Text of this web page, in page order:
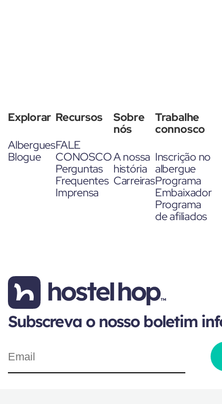
Explorar
Albergues
Blogue
Recursos
FALE
CONOSCO
Perguntas
Frequentes
Imprensa
Sobre
nós
A nossa
história
Carreiras
Trabalhe
connosco
Inscrição no
albergue
Programa
Embaixador
Programa
de afiliados
Subscreva o nosso boletim